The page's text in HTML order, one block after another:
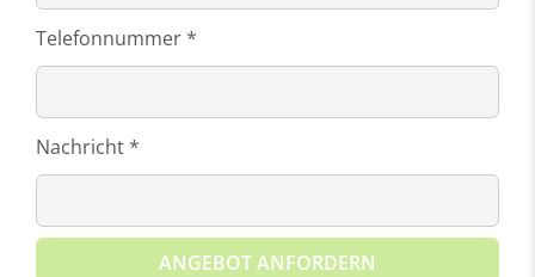
Telefonnummer *
Nachricht *
ANGEBOT ANFORDERN